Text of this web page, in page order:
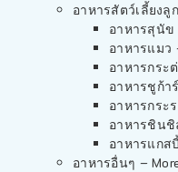
อาหารสัตว์เลี้ยงลู
อาหารสุนัข
อาหารแมว
อาหารกระ
อาหารชูก้า
อาหารกระ
อาหารชินชิ
อาหารแกส
อาหารอื่นๆ –